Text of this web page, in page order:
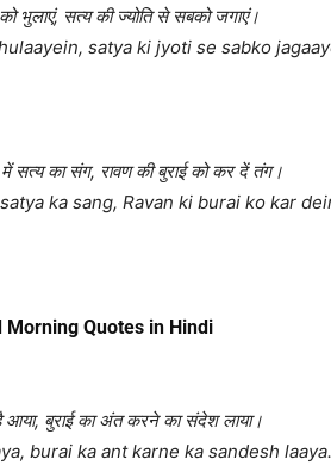
को भुलाएं, सत्य की ज्योति से सबको जगाएं।
satya ki jyoti se sabko
में सत्य का संग, रावण की बुराई को कर दें तंग।
ka sang, Ravan ki burai ko kar
Morning Quotes in Hindi
आया, बुराई का अंत करने का संदेश लाया।
burai ka ant karne ka sandesh laaya.